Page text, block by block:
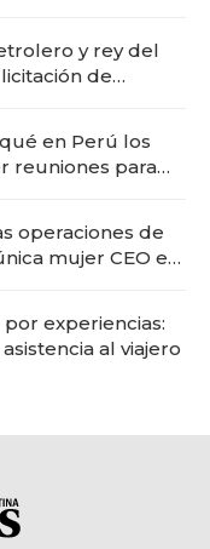
y rey del
de
en Perú los
reuniones para
operaciones de
mujer CEO en
experiencias:
al viajero